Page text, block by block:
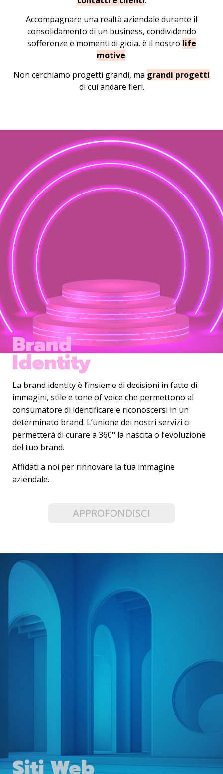
Accompagnare una realtà aziendale durante il
consolidamento di un business, condividendo
sofferenze e momenti di gioia, è il nostro life
motive.
Non cerchiamo progetti grandi, ma grandi progetti
di cui andare fieri.
Brand
Identity
La brand identity è l’insieme di decisioni in fatto di
immagini, stile e tone of voice che permettono al
consumatore di identificare e riconoscersi in un
determinato brand. L’unione dei nostri servizi ci
permetterà di curare a 360° la nascita o l’evoluzione
del tuo brand.
Affidati a noi per rinnovare la tua immagine
aziendale.
APPROFONDISCI
Siti Web